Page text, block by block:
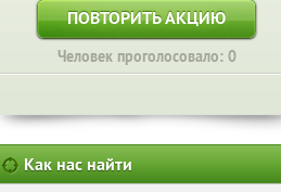
ПОВТОРИТЬ АКЦИЮ
Человек проголосовало: 0
Как нас найти